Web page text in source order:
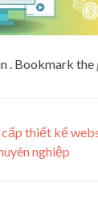
. Bookmark the
cấp thiết kế
nghiệp